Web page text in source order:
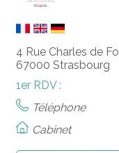
4 Rue Charles de
67000 Strasbourg
1er RDV :
Téléphone
Cabinet